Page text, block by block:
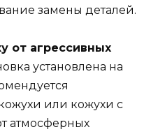
замены деталей.
от агрессивных
установлена на
или кожухи с
атмосферных